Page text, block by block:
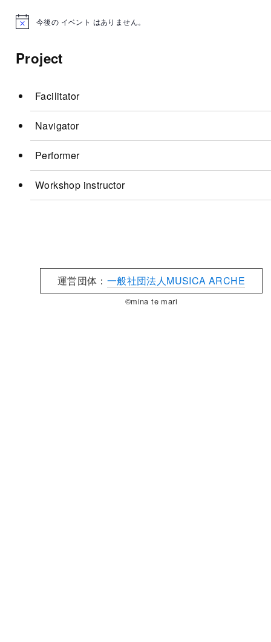
N
i
c
今後の イベント はありません。
Project
Facilitator
Navigator
Performer
Workshop instructor
運営団体： 一般社団法人MUSICA ARCHE
©mina te mari